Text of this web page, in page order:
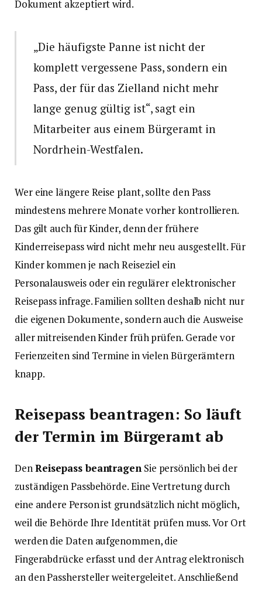
Dokument akzeptiert wird.
„Die häufigste Panne ist nicht der
komplett vergessene Pass, sondern ein
Pass, der für das Zielland nicht mehr
lange genug gültig ist“, sagt ein
Mitarbeiter aus einem Bürgeramt in
Nordrhein-Westfalen.
Wer eine längere Reise plant, sollte den Pass
mindestens mehrere Monate vorher kontrollieren.
Das gilt auch für Kinder, denn der frühere
Kinderreisepass wird nicht mehr neu ausgestellt. Für
Kinder kommen je nach Reiseziel ein
Personalausweis oder ein regulärer elektronischer
Reisepass infrage. Familien sollten deshalb nicht nur
die eigenen Dokumente, sondern auch die Ausweise
aller mitreisenden Kinder früh prüfen. Gerade vor
Ferienzeiten sind Termine in vielen Bürgerämtern
knapp.
Reisepass beantragen: So läuft
der Termin im Bürgeramt ab
DenReisepass beantragenSie persönlich bei der
zuständigen Passbehörde. Eine Vertretung durch
eine andere Person ist grundsätzlich nicht möglich,
weil die Behörde Ihre Identität prüfen muss. Vor Ort
werden die Daten aufgenommen, die
Fingerabdrücke erfasst und der Antrag elektronisch
an den Passhersteller weitergeleitet. Anschließend